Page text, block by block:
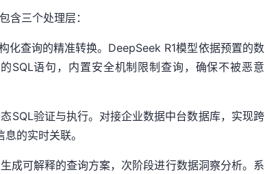
含三个处理层：
化查询的精准转换。DeepSeek R1模型依据预置的数
SQL语句，内置安全机制限制查询，确保不被恶意
SQL验证与执行。对接企业数据中台数据库，实现跨
的实时关联。
成可解释的查询方案，次阶段进行数据洞察分析。系